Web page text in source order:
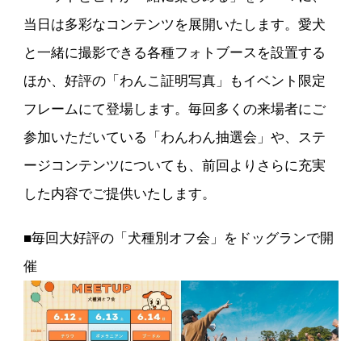
当日は多彩なコンテンツを展開いたします。愛犬
と一緒に撮影できる各種フォトブースを設置する
ほか、好評の「わんこ証明写真」もイベント限定
フレームにて登場します。毎回多くの来場者にご
参加いただいている「わんわん抽選会」や、ステ
ージコンテンツについても、前回よりさらに充実
した内容でご提供いたします。
■毎回大好評の「犬種別オフ会」をドッグランで開
催